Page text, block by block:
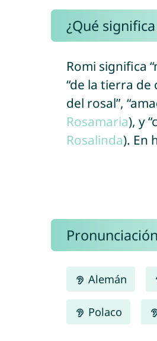
¿Qué
Romi significa
“de la tierra de
del rosal”,
Rosamaria), y
Rosalinda
Alemán
Polaco